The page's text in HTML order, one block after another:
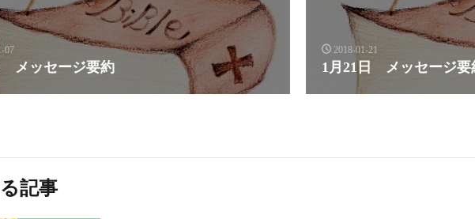
07
メッセージ要約
2018-01-21
1月21日 メッセージ要
記事